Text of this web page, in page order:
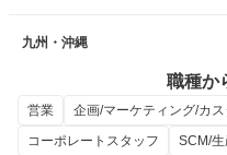
九州・沖縄
職種か
営業
企画/マーケティング/カ
コーポレートスタッフ
SCM/